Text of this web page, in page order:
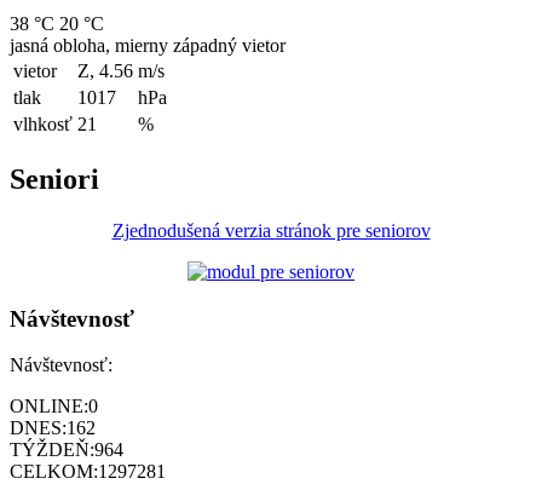
38 °C 20 °C
jasná obloha, mierny západný vietor
vietor
Z, 4.56 m/s
tlak
1017
hPa
vlhkosť 21 %
Seniori
Zjednodušená verzia stránok pre seniorov
Návštevnosť
Návštevnosť:
ONLINE:0
DNES:162
TÝŽDEŇ:964
CELKOM:1297281